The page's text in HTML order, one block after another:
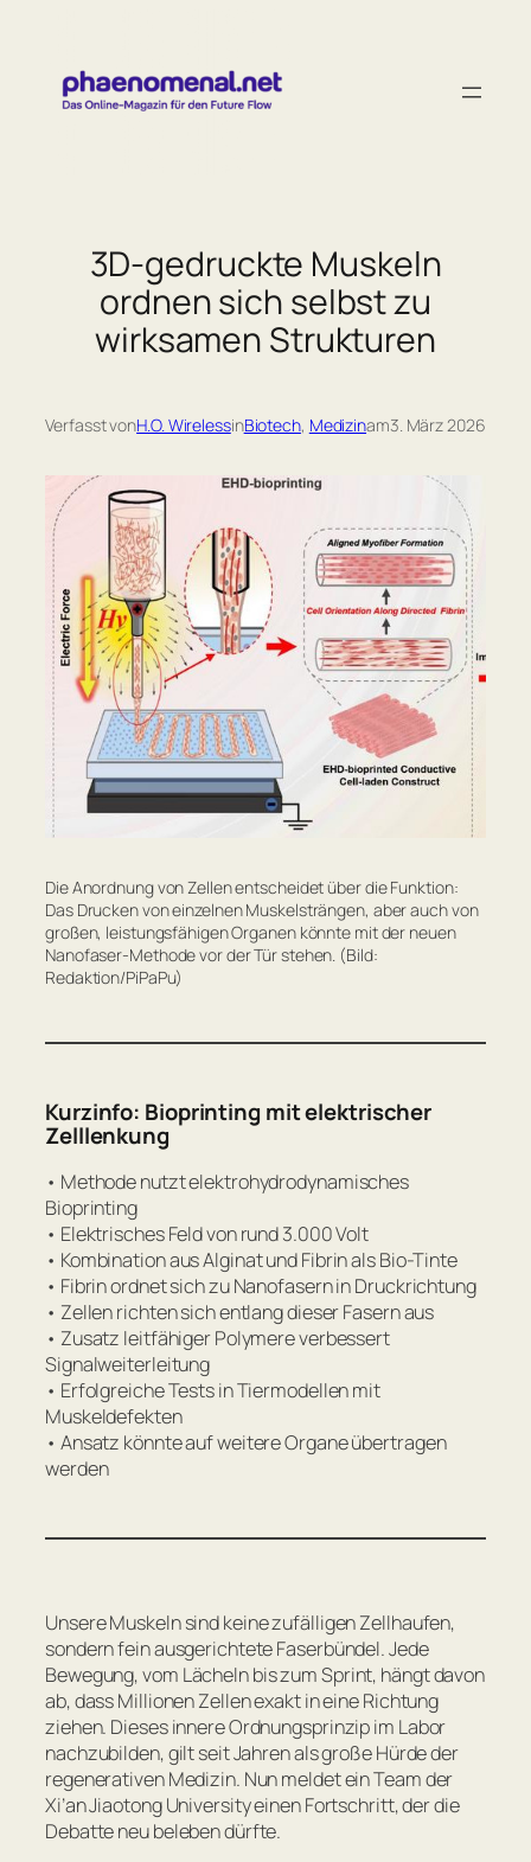
springen
3D-gedruckte Muskeln
ordnen sich selbst zu
wirksamen Strukturen
Verfasst vonH.O. WirelessinBiotech, Medizinam3. März 2026
Die Anordnung von Zellen entscheidet über die Funktion:
Das Drucken von einzelnen Muskelsträngen, aber auch von
großen, leistungsfähigen Organen könnte mit der neuen
Nanofaser-Methode vor der Tür stehen. (Bild:
Redaktion/PiPaPu)
Kurzinfo: Bioprinting mit elektrischer
Zelllenkung
• Methode nutzt elektrohydrodynamisches
Bioprinting
• Elektrisches Feld von rund 3.000 Volt
• Kombination aus Alginat und Fibrin als Bio-Tinte
• Fibrin ordnet sich zu Nanofasern in Druckrichtung
• Zellen richten sich entlang dieser Fasern aus
• Zusatz leitfähiger Polymere verbessert
Signalweiterleitung
• Erfolgreiche Tests in Tiermodellen mit
Muskeldefekten
• Ansatz könnte auf weitere Organe übertragen
werden
Unsere Muskeln sind keine zufälligen Zellhaufen,
sondern fein ausgerichtete Faserbündel. Jede
Bewegung, vom Lächeln bis zum Sprint, hängt davon
ab, dass Millionen Zellen exakt in eine Richtung
ziehen. Dieses innere Ordnungsprinzip im Labor
nachzubilden, gilt seit Jahren als große Hürde der
regenerativen Medizin. Nun meldet ein Team der
Xi’an Jiaotong University einen Fortschritt, der die
Debatte neu beleben dürfte.